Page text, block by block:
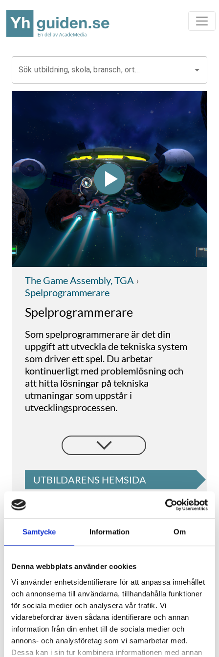
Samtycke Information Om
Denna webbplats använder cookies
Vi använder enhetsidentifierare för att anpassa innehållet
och annonserna till användarna, tillhandahålla funktioner
för sociala medier och analysera vår trafik. Vi
vidarebefordrar även sådana identifierare och annan
information från din enhet till de sociala medier och
annons- och analysföretag som vi samarbetar med.
Dessa kan i sin tur kombinera informationen med annan
Sök utbildning, skola, bransch, ort...
The Game Assembly, TGA ›
Spelprogrammerare
Spelprogrammerare
Som spelprogrammerare är det din
uppgift att utveckla de tekniska system
som driver ett spel. Du arbetar
kontinuerligt med problemlösning och
att hitta lösningar på tekniska
utmaningar som uppstår i
utvecklingsprocessen.
bland annat C++-programmering, AI,
scripting och nätverksprogrammering.
datastrukturerna och algoritmerna som
används i spelutveckling. Den tillämpade
matematiken du lär dig under det första
året används genom hela utbildningen
Unikt för utbildningen är att du som
som används i de spel som utvecklas på
skolan. Detta ger dig en djupare
förståelse för hur spel är uppbyggda
tekniskt och hur olika system samverkar
i en spelproduktion.
SPELPROJEKT – från första idé till
spelbart spel med fokus på samarbete
UTBILDARENS HEMSIDA
The Game Assembly,
550
Yrkeshögskolepoäng
YHP
550 (ca. 2.8 år)
Studieort
Malmö
100
Studietakt